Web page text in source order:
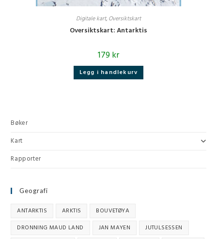
Digitale kart, Oversiktskart
Oversiktskart: Antarktis
179kr
Legg i handlekurv
Bøker
Kart
Rapporter
Geografi
ANTARKTIS ARKTIS
BOUVETØYA
DRONNING MAUD LAND
JAN MAYEN
JUTULSESSEN